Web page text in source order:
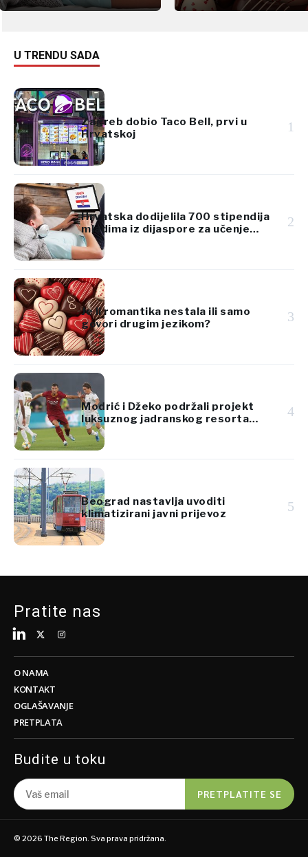
U TRENDU SADA
Zagreb dobio Taco Bell, prvi u
Hrvatskoj
1
Hrvatska dodijelila 700 stipendija
mladima iz dijaspore za učenje
hrvatskog jezika
2
Je li romantika nestala ili samo
govori drugim jezikom?
3
Modrić i Džeko podržali projekt
luksuznog jadranskog resorta
vrijedan 920 milijuna eura
4
Beograd nastavlja uvoditi
klimatizirani javni prijevoz
5
Pratite nas
O NAMA
KONTAKT
OGLAŠAVANJE
PRETPLATA
Budite u toku
PRETPLATITE SE
© 2026 The Region. Sva prava pridržana.